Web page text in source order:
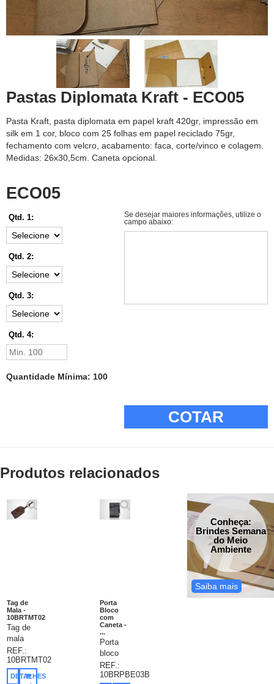
Pastas Diplomata Kraft - ECO05
Pasta Kraft, pasta diplomata em papel kraft 420gr, impressão em
silk em 1 cor, bloco com 25 folhas em papel reciclado 75gr,
fechamento com velcro, acabamento: faca, corte/vinco e colagem.
Medidas: 26x30,5cm. Caneta opcional.
ECO05
Qtd. 1:
Qtd. 2:
Qtd. 3:
Qtd. 4:
Quantidade Mínima: 100
Se desejar maiores informações, utilize o
campo abaixo:
COTAR
Produtos relacionados
Tag de
Mala -
10BRTMT02
Tag de
mala
confeccionada
em
couro
REF.:
10BRTMT02
DETALHES
Porta
Bloco
com
Caneta -
...
Porta
bloco
com
lingueta
REF.:
10BRPBE03B
Conheça:
Brindes Semana
do Meio
Ambiente
Saiba mais